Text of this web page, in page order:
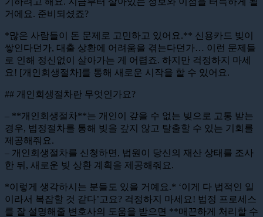
거에요. 준비되셨죠?
*많은 사람들이 돈 문제로 고민하고 있어요.** 신용카드 빚이
쌓인다던가, 대출 상환에 어려움을 겪는다던가… 이런 문제들
로 인해 정신없이 살아가는 게 어렵죠. 하지만 걱정하지 마세
요! [개인회생절차]를 통해 새로운 시작을 할 수 있어요.
## 개인회생절차란 무엇인가요?
– **개인회생절차**는 개인이 갚을 수 없는 빚으로 고통 받는
경우, 법정절차를 통해 빚을 갚지 않고 탈출할 수 있는 기회를
제공해줘요.
– 개인회생절차를 신청하면, 법원이 당신의 재산 상태를 조사
한 뒤, 새로운 빚 상환 계획을 제공해줘요.
*이렇게 생각하시는 분들도 있을 거예요.* ‘이게 다 법적인 일
이라서 복잡할 것 같다’고요? 걱정하지 마세요! 법정 프로세스
를 잘 설명해줄 변호사의 도움을 받으면 **매끈하게 처리할 수